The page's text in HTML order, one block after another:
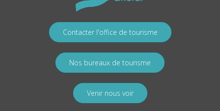
Contacter l'office de tourisme
Nos bureaux de tourisme
Venir nous voir